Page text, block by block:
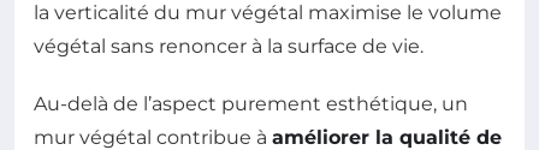
la verticalité du mur végétal maximise le volume
végétal sans renoncer à la surface de vie.
Au-delà de l’aspect purement esthétique, un
mur végétal contribue à améliorer la qualité de